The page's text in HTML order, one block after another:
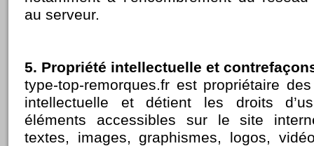
au serveur.
5. Propriété intellectuelle et
type-top-remorques.fr est propriétaire
intellectuelle et détient les droits
éléments accessibles sur le site
textes, images, graphismes, logos,